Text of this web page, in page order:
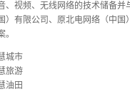
、视频、无线网络的技术储备并
）有限公司、原北电网络（中
。
市
游
田